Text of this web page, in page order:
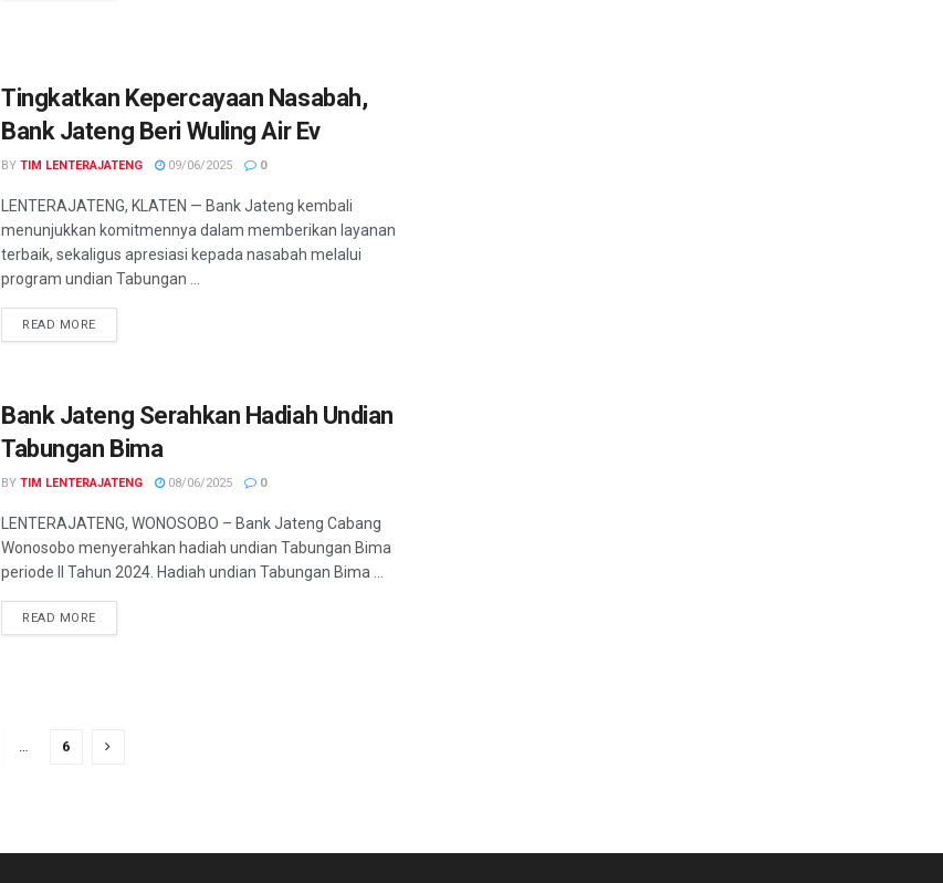
Tingkatkan Kepercayaan Nasabah,
Bank Jateng Beri Wuling Air Ev
BY TIM LENTERAJATENG 09/06/2025 0
LENTERAJATENG, KLATEN — Bank Jateng kembali
menunjukkan komitmennya dalam memberikan layanan
terbaik, sekaligus apresiasi kepada nasabah melalui
program undian Tabungan ...
READ MOREDETAILS
Bank Jateng Serahkan Hadiah Undian
Tabungan Bima
BY TIM LENTERAJATENG 08/06/2025 0
LENTERAJATENG, WONOSOBO – Bank Jateng Cabang
Wonosobo menyerahkan hadiah undian Tabungan Bima
periode II Tahun 2024. Hadiah undian Tabungan Bima ...
READ MOREDETAILS
6